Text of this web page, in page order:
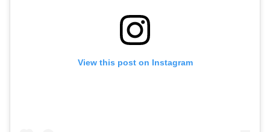
View this post on Instagram